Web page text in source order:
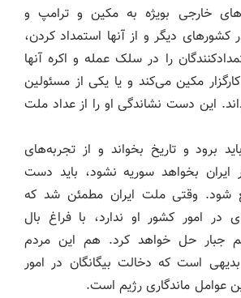
خارجی بویژه به مکین و ترامپ و
کشورهای دیگر و از آنها استمداد کردن،
را در سلک عمله و اکره آنها
مکین می‌کند و یا یکی از مسئولین
این دست نشاندگی او را از عداد ملت
برود و تاریخ بخواند و از تجربه‌های
ایران بخواهد سوریه نشود، باید دست
شود. وقتی ملت ایران مطمئن شد که
در امور کشور او ندارد، با فراغ بال
جبار حل خواهد کرد. هم این مردم
است که دخالت بیگانگان در امور
عوامل ماندگاری رژیم است.